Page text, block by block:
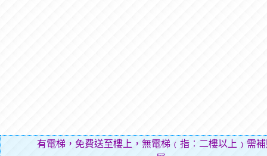
有電梯，免費送至樓上，無電梯﹙指︰二樓以上﹚需